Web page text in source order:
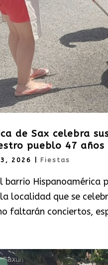
de Sax celebra
pueblo 47 años
2026 Fiestas
barrio Hispanoamérica
localidad que se
faltarán conciertos,